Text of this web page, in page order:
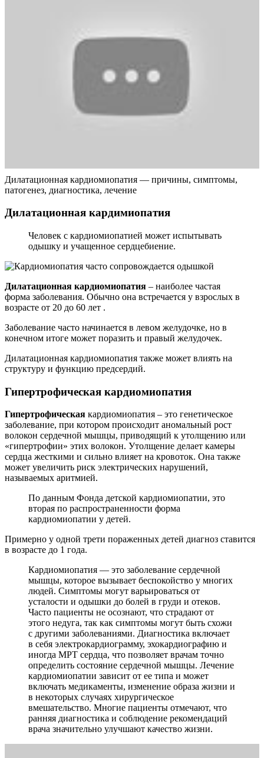
Дилатационная кардиомиопатия — причины, симптомы,
патогенез, диагностика, лечение
Дилатационная кардимиопатия
Человек с кардиомиопатией может испытывать
одышку и учащенное сердцебиение.
Дилатационная кардиомиопатия – наиболее частая
форма заболевания. Обычно она встречается у взрослых в
возрасте от 20 до 60 лет .
Заболевание часто начинается в левом желудочке, но в
конечном итоге может поразить и правый желудочек.
Дилатационная кардиомиопатия также может влиять на
структуру и функцию предсердий.
Гипертрофическая кардиомиопатия
Гипертрофическая кардиомиопатия – это генетическое
заболевание, при котором происходит аномальный рост
волокон сердечной мышцы, приводящий к утолщению или
«гипертрофии» этих волокон. Утолщение делает камеры
сердца жесткими и сильно влияет на кровоток. Она также
может увеличить риск электрических нарушений,
называемых аритмией.
По данным Фонда детской кардиомиопатии, это
вторая по распространенности форма
кардиомиопатии у детей.
Примерно у одной трети пораженных детей диагноз ставится
в возрасте до 1 года.
Кардиомиопатия — это заболевание сердечной
мышцы, которое вызывает беспокойство у многих
людей. Симптомы могут варьироваться от
усталости и одышки до болей в груди и отеков.
Часто пациенты не осознают, что страдают от
этого недуга, так как симптомы могут быть схожи
с другими заболеваниями. Диагностика включает
в себя электрокардиограмму, эхокардиографию и
иногда МРТ сердца, что позволяет врачам точно
определить состояние сердечной мышцы. Лечение
кардиомиопатии зависит от ее типа и может
включать медикаменты, изменение образа жизни и
в некоторых случаях хирургическое
вмешательство. Многие пациенты отмечают, что
ранняя диагностика и соблюдение рекомендаций
врача значительно улучшают качество жизни.